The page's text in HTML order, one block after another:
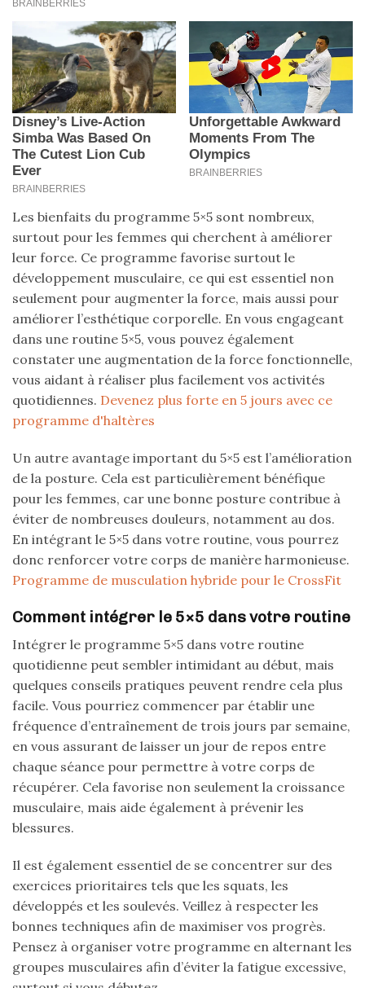
Les bienfaits du programme 5×5 sont nombreux,
surtout pour les femmes qui cherchent à améliorer
leur force. Ce programme favorise surtout le
développement musculaire, ce qui est essentiel non
seulement pour augmenter la force, mais aussi pour
améliorer l’esthétique corporelle. En vous engageant
dans une routine 5×5, vous pouvez également
constater une augmentation de la force fonctionnelle,
vous aidant à réaliser plus facilement vos activités
quotidiennes. Devenez plus forte en 5 jours avec ce
programme d'haltères
Un autre avantage important du 5×5 est l’amélioration
de la posture. Cela est particulièrement bénéfique
pour les femmes, car une bonne posture contribue à
éviter de nombreuses douleurs, notamment au dos.
En intégrant le 5×5 dans votre routine, vous pourrez
donc renforcer votre corps de manière harmonieuse.
Programme de musculation hybride pour le CrossFit
Comment intégrer le 5×5 dans votre routine
Intégrer le programme 5×5 dans votre routine
quotidienne peut sembler intimidant au début, mais
quelques conseils pratiques peuvent rendre cela plus
facile. Vous pourriez commencer par établir une
fréquence d’entraînement de trois jours par semaine,
en vous assurant de laisser un jour de repos entre
chaque séance pour permettre à votre corps de
récupérer. Cela favorise non seulement la croissance
musculaire, mais aide également à prévenir les
blessures.
Il est également essentiel de se concentrer sur des
exercices prioritaires tels que les squats, les
développés et les soulevés. Veillez à respecter les
bonnes techniques afin de maximiser vos progrès.
Pensez à organiser votre programme en alternant les
groupes musculaires afin d’éviter la fatigue excessive,